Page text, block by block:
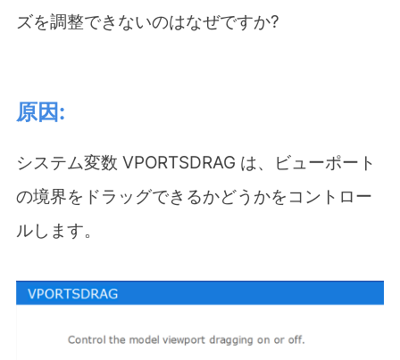
ズを調整できないのはなぜですか?
原因:
システム変数 VPORTSDRAG は、ビューポート
の境界をドラッグできるかどうかをコントロー
ルします。